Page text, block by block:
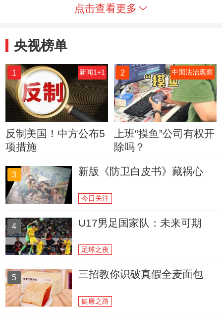
点击查看更多
央视榜单
1 新闻1+1
反制美国！中方公布5
项措施
2 中国法治观察
上班“摸鱼”公司有权开
除吗？
3 新版《防卫白皮书》藏祸心
今日关注
4 U17男足国家队：未来可期
足球之夜
5 三招教你识破真假全麦面包
健康之路